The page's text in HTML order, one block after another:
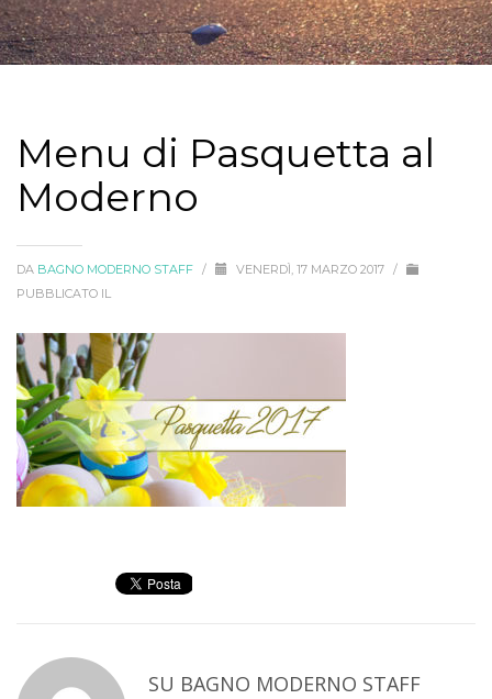
Menu di Pasquetta al
Moderno
DA BAGNO MODERNO STAFF / VENERDÌ, 17 MARZO 2017 /
PUBBLICATO IL
SU BAGNO MODERNO STAFF